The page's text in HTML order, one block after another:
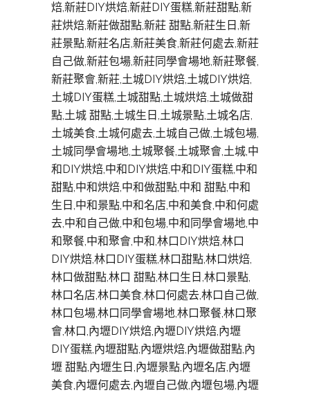
焙,新莊DIY烘焙,新莊DIY蛋糕,新莊甜點,新
莊烘焙,新莊做甜點,新莊 甜點,新莊生日,新
莊景點,新莊名店,新莊美食,新莊何處去,新莊
自己做,新莊包場,新莊同學會場地,新莊聚餐,
新莊聚會,新莊,土城DIY烘焙,土城DIY烘焙,
土城DIY蛋糕,土城甜點,土城烘焙,土城做甜
點,土城 甜點,土城生日,土城景點,土城名店,
土城美食,土城何處去,土城自己做,土城包場,
土城同學會場地,土城聚餐,土城聚會,土城,中
和DIY烘焙,中和DIY烘焙,中和DIY蛋糕,中和
甜點,中和烘焙,中和做甜點,中和 甜點,中和
生日,中和景點,中和名店,中和美食,中和何處
去,中和自己做,中和包場,中和同學會場地,中
和聚餐,中和聚會,中和,林口DIY烘焙,林口
DIY烘焙,林口DIY蛋糕,林口甜點,林口烘焙,
林口做甜點,林口 甜點,林口生日,林口景點,
林口名店,林口美食,林口何處去,林口自己做,
林口包場,林口同學會場地,林口聚餐,林口聚
會,林口,內壢DIY烘焙,內壢DIY烘焙,內壢
DIY蛋糕,內壢甜點,內壢烘焙,內壢做甜點,內
壢 甜點,內壢生日,內壢景點,內壢名店,內壢
美食,內壢何處去,內壢自己做,內壢包場,內壢